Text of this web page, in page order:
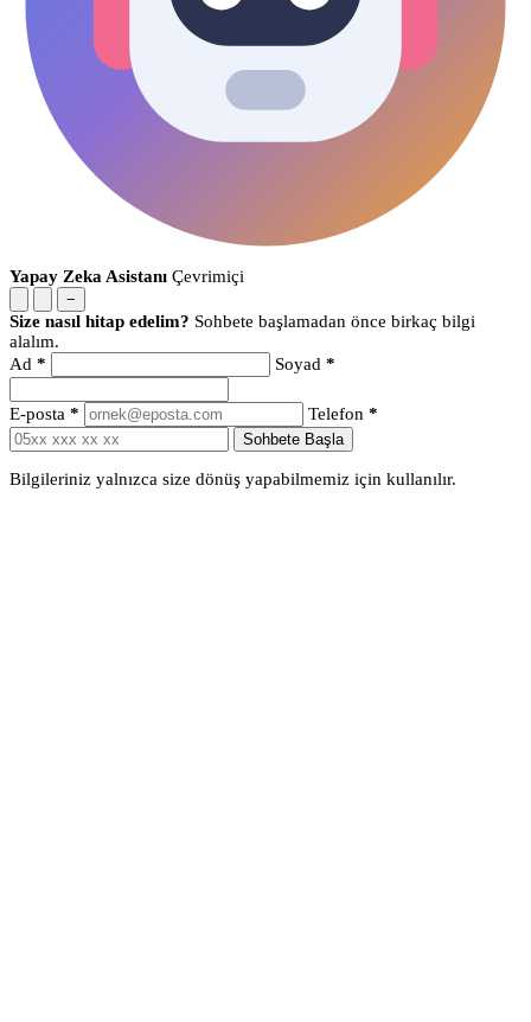
Yapay Zeka Asistanı Çevrimiçi
−
Size nasıl hitap edelim? Sohbete başlamadan önce birkaç bilgi
alalım.
Ad * Soyad *
E-posta * Telefon *
Sohbete Başla
Bilgileriniz yalnızca size dönüş yapabilmemiz için kullanılır.